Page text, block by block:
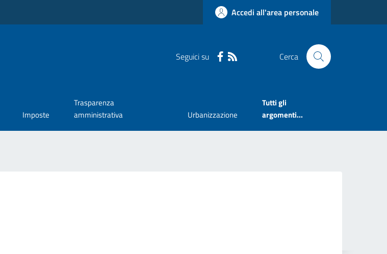
Accedi all'area personale
Seguici su Cerca
Imposte
Trasparenza
amministrativa
Urbanizzazione
Tutti gli
argomenti...